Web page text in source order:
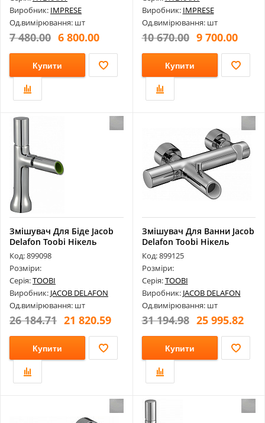
Виробник: IMPRESE
Од.вимірювання: шт
7 480.00 6 800.00
Купити
Виробник: IMPRESE
Од.вимірювання: шт
10 670.00 9 700.00
Купити
Змішувач Для Біде Jacob
Delafon Toobi Нікель
Е8961-B...
Код: 899098
Розміри:
Серія:TOOBI
Виробник: JACOB DELAFON
Од.вимірювання: шт
26 184.71 21 820.59
Купити
Змішувач Для Ванни Jacob
Delafon Toobi Нікель
Е8963-...
Код: 899125
Розміри:
Серія:TOOBI
Виробник: JACOB DELAFON
Од.вимірювання: шт
31 194.98 25 995.82
Купити